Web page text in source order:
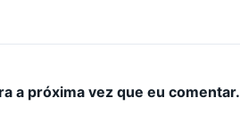
a próxima vez que eu comentar.